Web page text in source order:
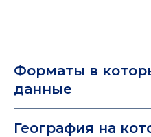
Форматы в
данные
География на